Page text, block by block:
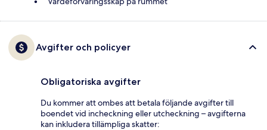
Avgifter och policyer
Obligatoriska avgifter
Du kommer att ombes att betala följande avgifter till
boendet vid incheckning eller utcheckning – avgifterna
kan inkludera tillämpliga skatter: